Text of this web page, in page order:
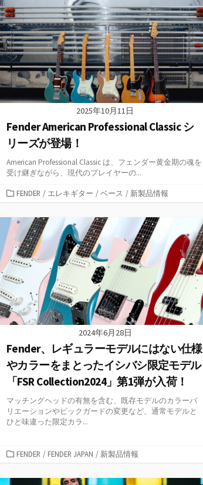
リ
ー
2025年10月11日
Fender American Professional Classic シ
リーズが登場！
American Professional Classic は、フェンダー黄金期の魂を
受け継ぎながら、現代のプレイヤーの...
カ
ゴ
リ
ー
FENDER / エレキギター / ベース / 新製品情報
2024年6月28日
Fender、レギュラーモデルにはない仕様
やカラーをまとったイシバシ限定モデル
「FSR Collection2024」第1弾が入荷！
マッチングヘッドの有無を含む、既存モデルのカラーバ
リエーションやピックガードの変更など、通常モデルと
ひと味違った限定カラ...
カ
ゴ
FENDER / FENDER JAPAN / 新製品情報